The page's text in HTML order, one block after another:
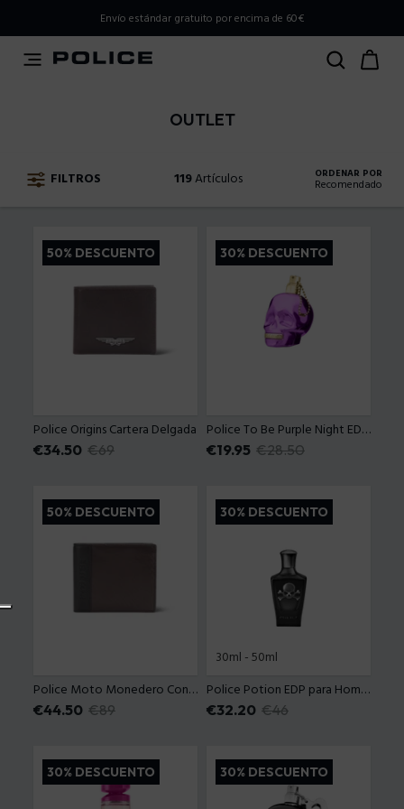
Envío estándar gratuito por encima de 60€
OUTLET
FILTROS 119Artículos ORDENAR POR
Recomendado
Precio ascendente
Precio descendente
Los recién llegados
50% DESCUENTO
Police Origins Cartera Delgada
Precio con descuento
€34.50 Precio anterior
€69
30% DESCUENTO
Police To Be Purple Night EDT 40 Ml
Precio con descuento
€19.95 Precio anterior
€28.50
50% DESCUENTO
Police Moto Monedero Con Solapa
Precio con descuento
€44.50 Precio anterior
€89
30% DESCUENTO
30ml -50ml
Police Potion EDP para Hombre
Precio con descuento
€32.20 Precio anterior
€46
30% DESCUENTO 30% DESCUENTO
PLEASE SELECT YOUR MARKET
, but it appears you